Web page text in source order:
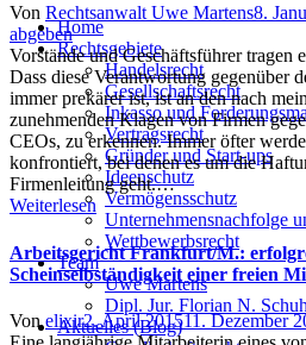
Home
Rechtsgebiete
Handelsrecht
Gesellschaftsrecht
Inkasso und
Vertragsrecht
Gründer und Start-ups
Ideenschutz
Vermögensschutz
Unternehmensnachfolge
Wettbewerbsrecht
Team
Uwe Martens
Dipl. Jur. Florian N. Schuh
Aktuelles (Blog)
Author
Von Rechtsanwalt Uwe MartensPosted
8.
abgeben
Vorstände und Geschäftsführer tragen
Dass diese Verantwortung gegenüber
immer prekärer ist, ist an den nach
zunehmenden Klagen von Firmen
CEOs, zu erkennen. Immer öfter
konfrontiert, bei denen es um die
Firmenleitung geht.…
Weiterlesen
Arbeitsgericht Frankfurt/M.:
Scheinselbständigkeit einer freien
Author
VonelixirPosted
on
2. April 201511. Dezember